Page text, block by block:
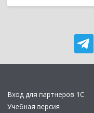
Вход для партнеров 1С
Учебная версия